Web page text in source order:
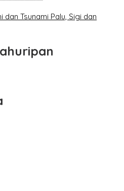
Tsunami Palu, Sigi dan